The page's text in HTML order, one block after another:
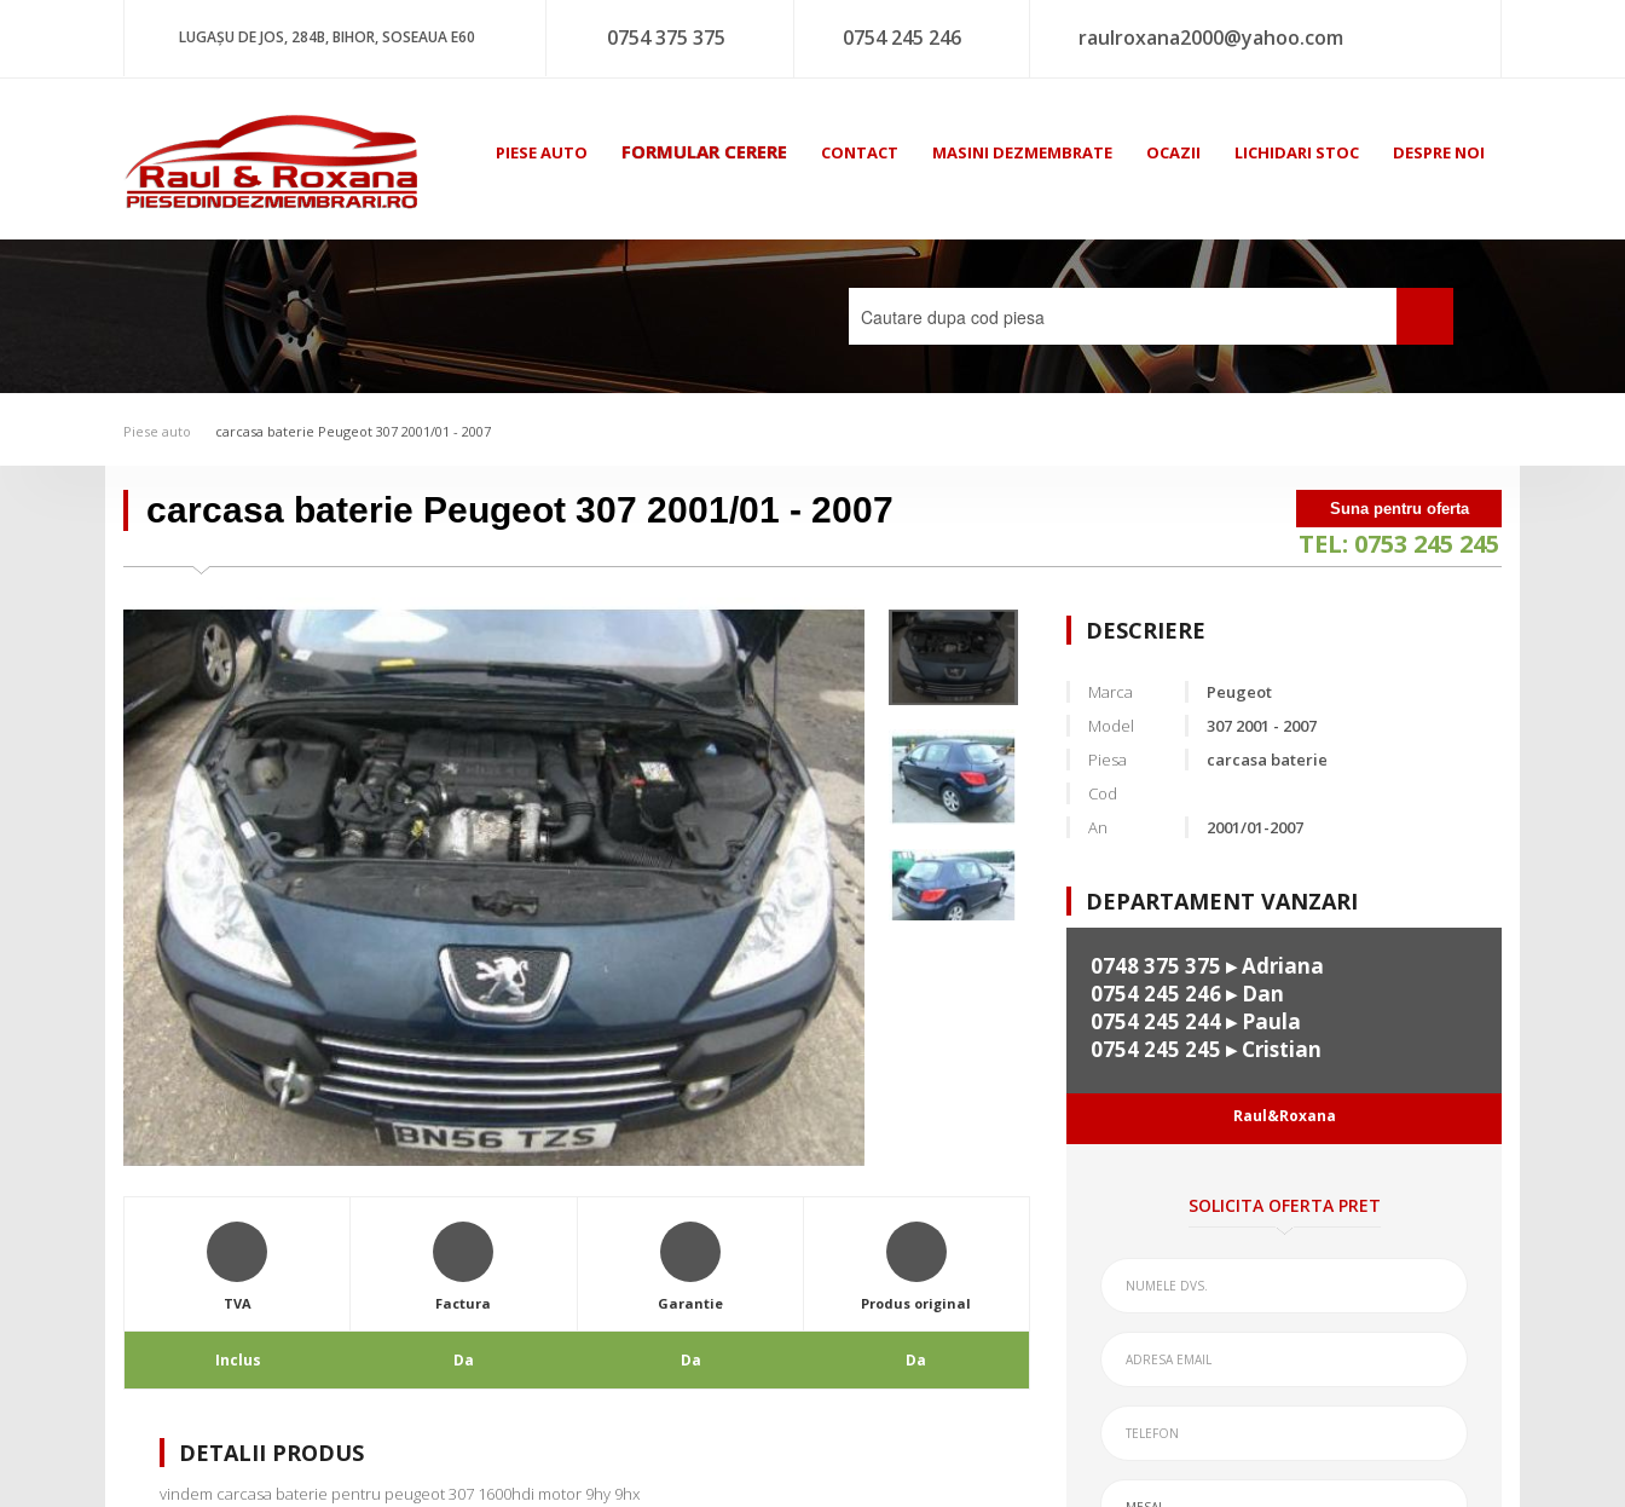
LUGAȘU DE JOS, 284B, BIHOR, SOSEAUA E60 0754 375 375 0754 245 246 raulroxana2000@yahoo.com
PIESE AUTO FORMULAR CERERE CONTACT MASINI DEZMEMBRATE OCAZII LICHIDARI STOC DESPRE NOI
Piese auto carcasa baterie Peugeot 307 2001/01 - 2007
carcasa baterie Peugeot 307 2001/01 - 2007 Suna pentru oferta
TEL: 0753 245 245
TVA
Inclus
Factura
Da
Garantie
Da
Produs original
Da
DETALII PRODUS
vindem carcasa baterie pentru peugeot 307 1600hdi motor 9hy 9hx
DESCRIERE
Marca
Peugeot
Model
307 2001 - 2007
Piesa
carcasa baterie
Cod
An
2001/01-2007
DEPARTAMENT VANZARI
0748 375 375 ▸ Adriana
0754 245 246▸ Dan
0754 245 244▸ Paula
0754 245 245 ▸ Cristian
Raul&Roxana
SOLICITA OFERTA PRET